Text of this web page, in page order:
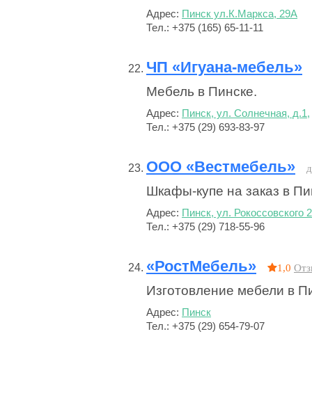
Адрес: Пинск ул.К.Маркса, 29А
Тел.: +375 (165) 65-11-11
ЧП «Игуана-мебель»
Мебель в Пинске.
Адрес: Пинск, ул. Солнечная, д.1,
Тел.: +375 (29) 693-83-97
ООО «Вестмебель»
Шкафы-купе на заказ в
Адрес: Пинск, ул. Рокоссовского
Тел.: +375 (29) 718-55-96
«РостМебель» 1,0
Изготовление мебели в
Адрес: Пинск
Тел.: +375 (29) 654-79-07